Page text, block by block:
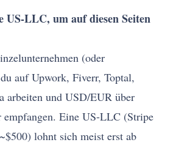
US-LLC, um auf diesen Seiten
(oder
auf Upwork, Fiverr, Toptal,
arbeiten und USD/EUR über
empfangen. Eine US-LLC (Stripe
lohnt sich meist erst ab